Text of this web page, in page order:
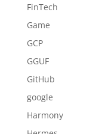
FinTech
Game
GCP
GGUF
GitHub
google
Harmony